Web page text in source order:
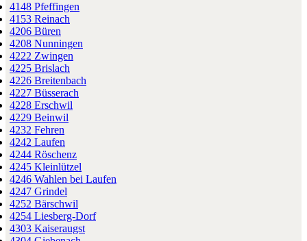
4148 Pfeffingen
4153 Reinach
4206 Büren
4208 Nunningen
4222 Zwingen
4225 Brislach
4226 Breitenbach
4227 Büsserach
4228 Erschwil
4229 Beinwil
4232 Fehren
4242 Laufen
4244 Röschenz
4245 Kleinlützel
4246 Wahlen bei Laufen
4247 Grindel
4252 Bärschwil
4254 Liesberg-Dorf
4303 Kaiseraugst